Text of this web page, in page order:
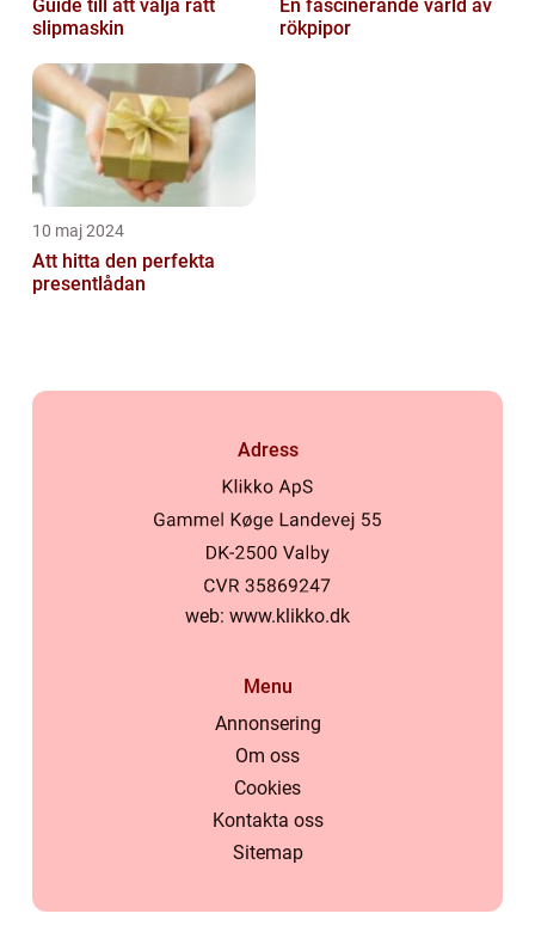
Guide till att välja rätt
slipmaskin
En fascinerande värld av
rökpipor
10 maj 2024
Att hitta den perfekta
presentlådan
Adress
web: www.klikko.dk
Menu
Annonsering
Om oss
Cookies
Kontakta oss
Sitemap